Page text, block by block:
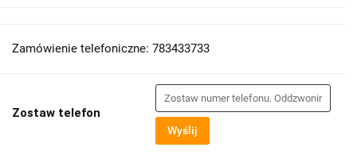
Zamówienie telefoniczne: 783433733
Zostaw telefon
Wyślij